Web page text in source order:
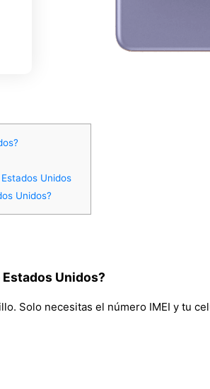
Unidos
Unidos?
Unidos?
Solo necesitas el número IMEI y tu